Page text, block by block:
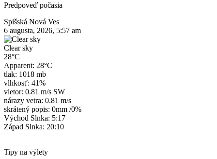
Predpoveď počasia
Spišská Nová Ves
6 augusta, 2026, 5:57 am
Clear sky
28°C
Apparent: 28°C
tlak: 1018 mb
vlhkosť: 41%
vietor: 0.81 m/s SW
nárazy vetra: 0.81 m/s
skrátený popis: 0mm /0%
Východ Slnka: 5:17
Západ Slnka: 20:10
Tipy na výlety